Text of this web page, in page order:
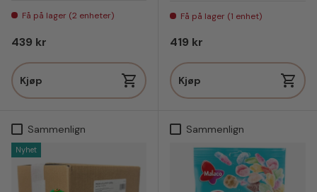
Få på lager (2 enheter)
Vanlig pris
439 kr
Kjøp
Få på lager (1 enhet)
Vanlig pris
419 kr
Kjøp
Sammenlign
Nyhet
Sammenlign